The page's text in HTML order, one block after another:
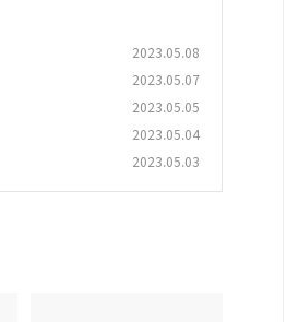
2023.05.08
2023.05.07
2023.05.05
2023.05.04
2023.05.03